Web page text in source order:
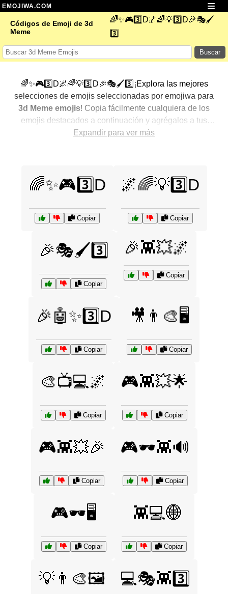
EMOJIWA.COM
Códigos de Emoji de 3d
Meme
🌈✨🎮3️⃣D🌌🌈💡3️⃣D🎉🎭🖌️
3️⃣
Buscar
🌈✨🎮3️⃣D🌌🌈💡3️⃣D🎉🎭🖌️3️⃣¡Explora las mejores
selecciones de emojis seleccionadas por emojiwa para
3d Meme emojis! Copia fácilmente cualquiera de los
emojis destacados a continuación y agrégalos a tus
conversaciones para un toque personalizado. Hemos
de expresar3d Meme con emojis.
Expandir para ver más
🌈✨🎮3️⃣D
Copiar
🌌🌈💡3️⃣D
Copiar
🎉🎭🖌️3️⃣
Copiar
🎉👾💥🌌
Copiar
🎉🤖✨3️⃣D
Copiar
🎥👨‍🎨🖥️
Copiar
🎨📺💻🌌
Copiar
🎮👾💥🌟
Copiar
🎮👾💥🎉
Copiar
🎮🕶️👾🔊
Copiar
🎮🕶️🖥️
Copiar
👾💻🌐
Copiar
💡👨‍🎨🖼️ 💻🎭👾3️⃣